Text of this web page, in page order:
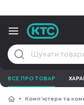
ВСЕ ПРО ТОВАР
Компʼютери та